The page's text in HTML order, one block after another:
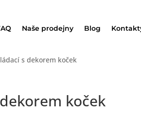
Naše prodejny Blog
s dekorem koček
koček